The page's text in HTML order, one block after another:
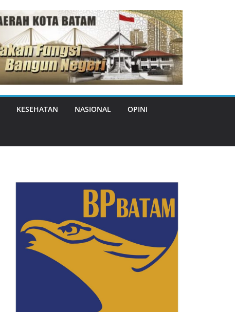
KESEHATAN NASIONAL OPINI